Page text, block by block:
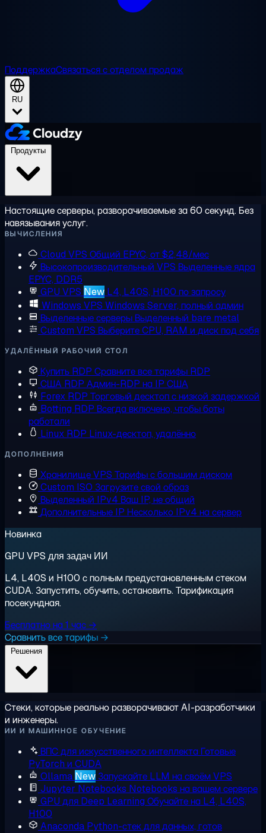
ПоддержкаСвязаться с отделом продаж
RU
Настоящие серверы, разворачиваемые за 60 секунд. Без
навязывания услуг.
ВЫЧИСЛЕНИЯ
Cloud VPS Общий EPYC, от $2,48/мес
Высокопроизводительный VPS Выделенные ядра
EPYC, DDR5
GPU VPS New L4, L40S, H100 по запросу
Windows VPS Windows Server, полный админ
Выделенные серверыВыделенный bare metal
Custom VPS Выберите CPU, RAM и диск под себя
УДАЛЁННЫЙ РАБОЧИЙ СТОЛ
Купить RDP Сравните все тарифы RDP
США RDP Админ-RDP на IP США
Forex RDP Торговый десктоп с низкой задержкой
Botting RDP Всегда включено, чтобы боты
работали
Linux RDP Linux-десктоп, удалённо
ДОПОЛНЕНИЯ
Хранилище VPS Тарифы с большим диском
Custom ISO Загрузите свой образ
Выделенный IPv4 Ваш IP, не общий
Дополнительные IP Несколько IPv4 на сервер
Новинка
GPU VPS для задач ИИ
L4, L40S и H100 с полным предустановленным стеком
CUDA. Запустить, обучить, остановить. Тарификация
посекундная.
Бесплатно на 1 час →
Сравнить все тарифы →
Стеки, которые реально разворачивают AI-разработчики
и инженеры.
ИИ И МАШИННОЕ ОБУЧЕНИЕ
ВПС для искусственного интеллектаГотовые
PyTorch и CUDA
Ollama NewЗапускайте LLM на своём VPS
Jupyter Notebooks Notebooks на вашем сервере
GPU для Deep Learning Обучайте на L4, L40S,
H100
Anaconda Python-стек для данных, готов